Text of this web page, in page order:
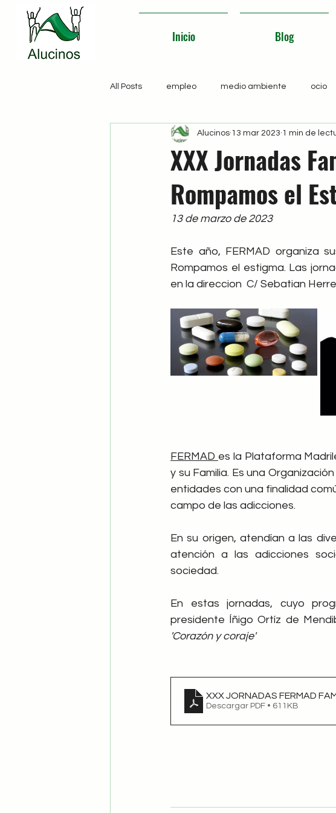
Inicio Blog
All Posts empleo medio ambiente ocio
XXX Jornadas
Rompamos el
Alucinos 13 mar 2023 1 min de
13 de marzo de 2023
Este año, FERMAD organiza
Rompamos el estigma. Las
en la direccion  C/ Sebatian
FERMAD es la Plataforma
y su Familia. Es una
entidades con una finalidad
campo de las adicciones.
En su origen, atendían a las
atención a las adicciones
sociedad.
En estas jornadas, cuyo
'Corazón y coraje'
XXX JORNADAS FERMAD
Descargar PDF • 611KB